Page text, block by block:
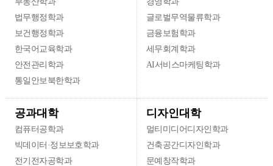
법무행정학과
보건행정학과
한국어교육학과
안전관리학과
통일안보북한학과
글로벌무역물류학과
금융보험학과
세무회계학과
AI서비스마케팅학과
공과대학
컴퓨터공학과
빅데이터·정보보호학과
전기전자공학과
디자인대학
멀티미디어디자인학과
건축공간디자인학과
문예창작학과